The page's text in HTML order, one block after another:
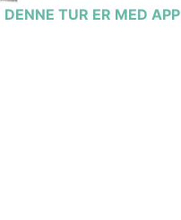
DENNE TUR ER MED APP